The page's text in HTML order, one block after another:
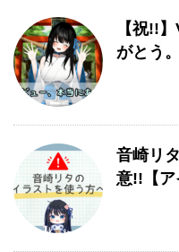
【祝!!
がとう。
音崎リ
意!!【ア